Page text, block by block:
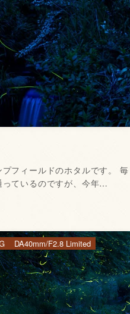
フィールドのホタルです。 毎
ているのですが、今年…
DA40mm/F2.8 Limited